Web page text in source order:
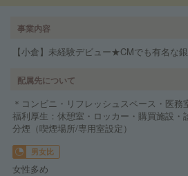
事業内容
【小倉】未経験デビュー★CMでも有名な銀
配属先について
＊コンビニ・リフレッシュスペース・医務
福利厚生：休憩室・ロッカー・購買施設・
分煙（喫煙場所/専用室設定）
男女比
女性多め